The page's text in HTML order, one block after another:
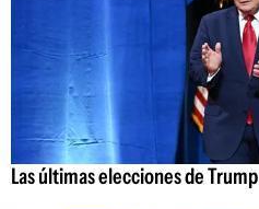
Las últimas elecciones de Trump